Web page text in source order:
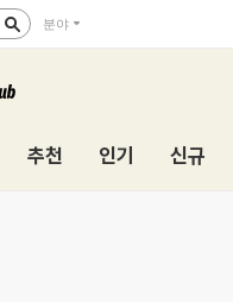
분야
추천 인기 신규